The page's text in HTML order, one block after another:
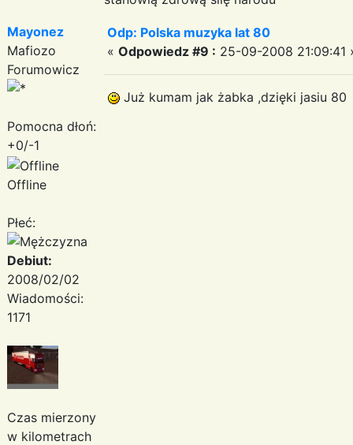
Mayonez
Mafiozo
Forumowicz
Pomocna dłoń:
+0/-1
Offline
Płeć:
Debiut:
2008/02/02
Wiadomości:
1171
Czas mierzony
w kilometrach
Odp: Polska muzyka lat 80
« Odpowiedz #9 : 25-09-2008 21:09:41
Już kumam jak żabka ,dzięki jasiu 80